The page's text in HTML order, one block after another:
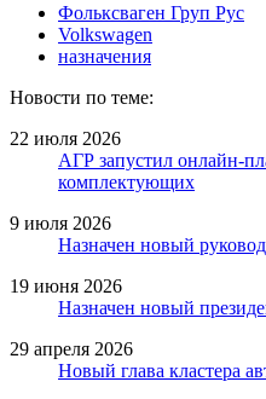
Фольксваген Груп Рус
Volkswagen
назначения
Новости по теме:
22 июля 2026
АГР запустил онлайн-
комплектующих
9 июля 2026
Назначен новый
19 июня 2026
Назначен новый
29 апреля 2026
Новый глава кластера